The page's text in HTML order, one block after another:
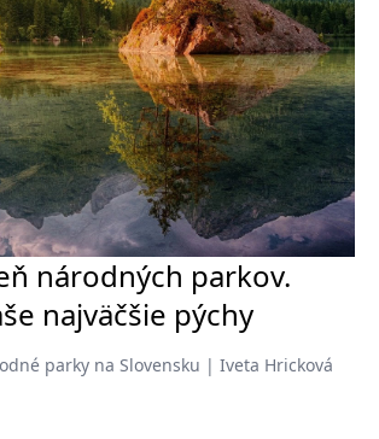
národných parkov.
najväčšie pýchy
parky na Slovensku | Iveta Hricková